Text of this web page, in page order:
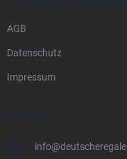
AGB
Datenschutz
Impressum
KONTAKT
info@